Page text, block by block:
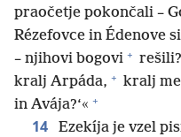
praočetje pokončali –
Rézefovce in Édenove
– njihovi bogovi + rešili?
kralj Arpáda, + kralj
in Avája?‘« +
14 Ezekíja je vzel